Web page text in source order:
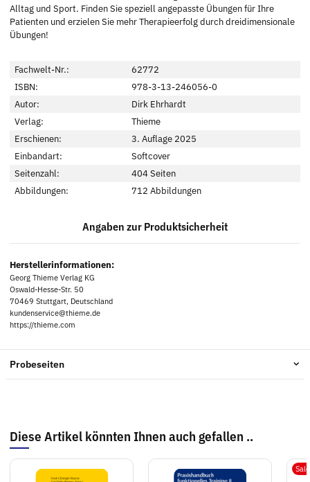
Alltag und Sport. Finden Sie speziell angepasste Übungen für Ihre
Patienten und erzielen Sie mehr Therapieerfolg durch dreidimensionale
Übungen!
Fachwelt-Nr.:
62772
ISBN:
978-3-13-246056-0
Autor:
Dirk Ehrhardt
Verlag:
Thieme
Erschienen:
3. Auflage 2025
Einbandart:
Softcover
Seitenzahl:
404 Seiten
Abbildungen:
712 Abbildungen
Angaben zur Produktsicherheit
Herstellerinformationen:
Georg Thieme Verlag KG
Oswald-Hesse-Str. 50
70469 Stuttgart, Deutschland
kundenservice@thieme.de
https://thieme.com
Probeseiten
Diese Artikel könnten Ihnen auch gefallen ..